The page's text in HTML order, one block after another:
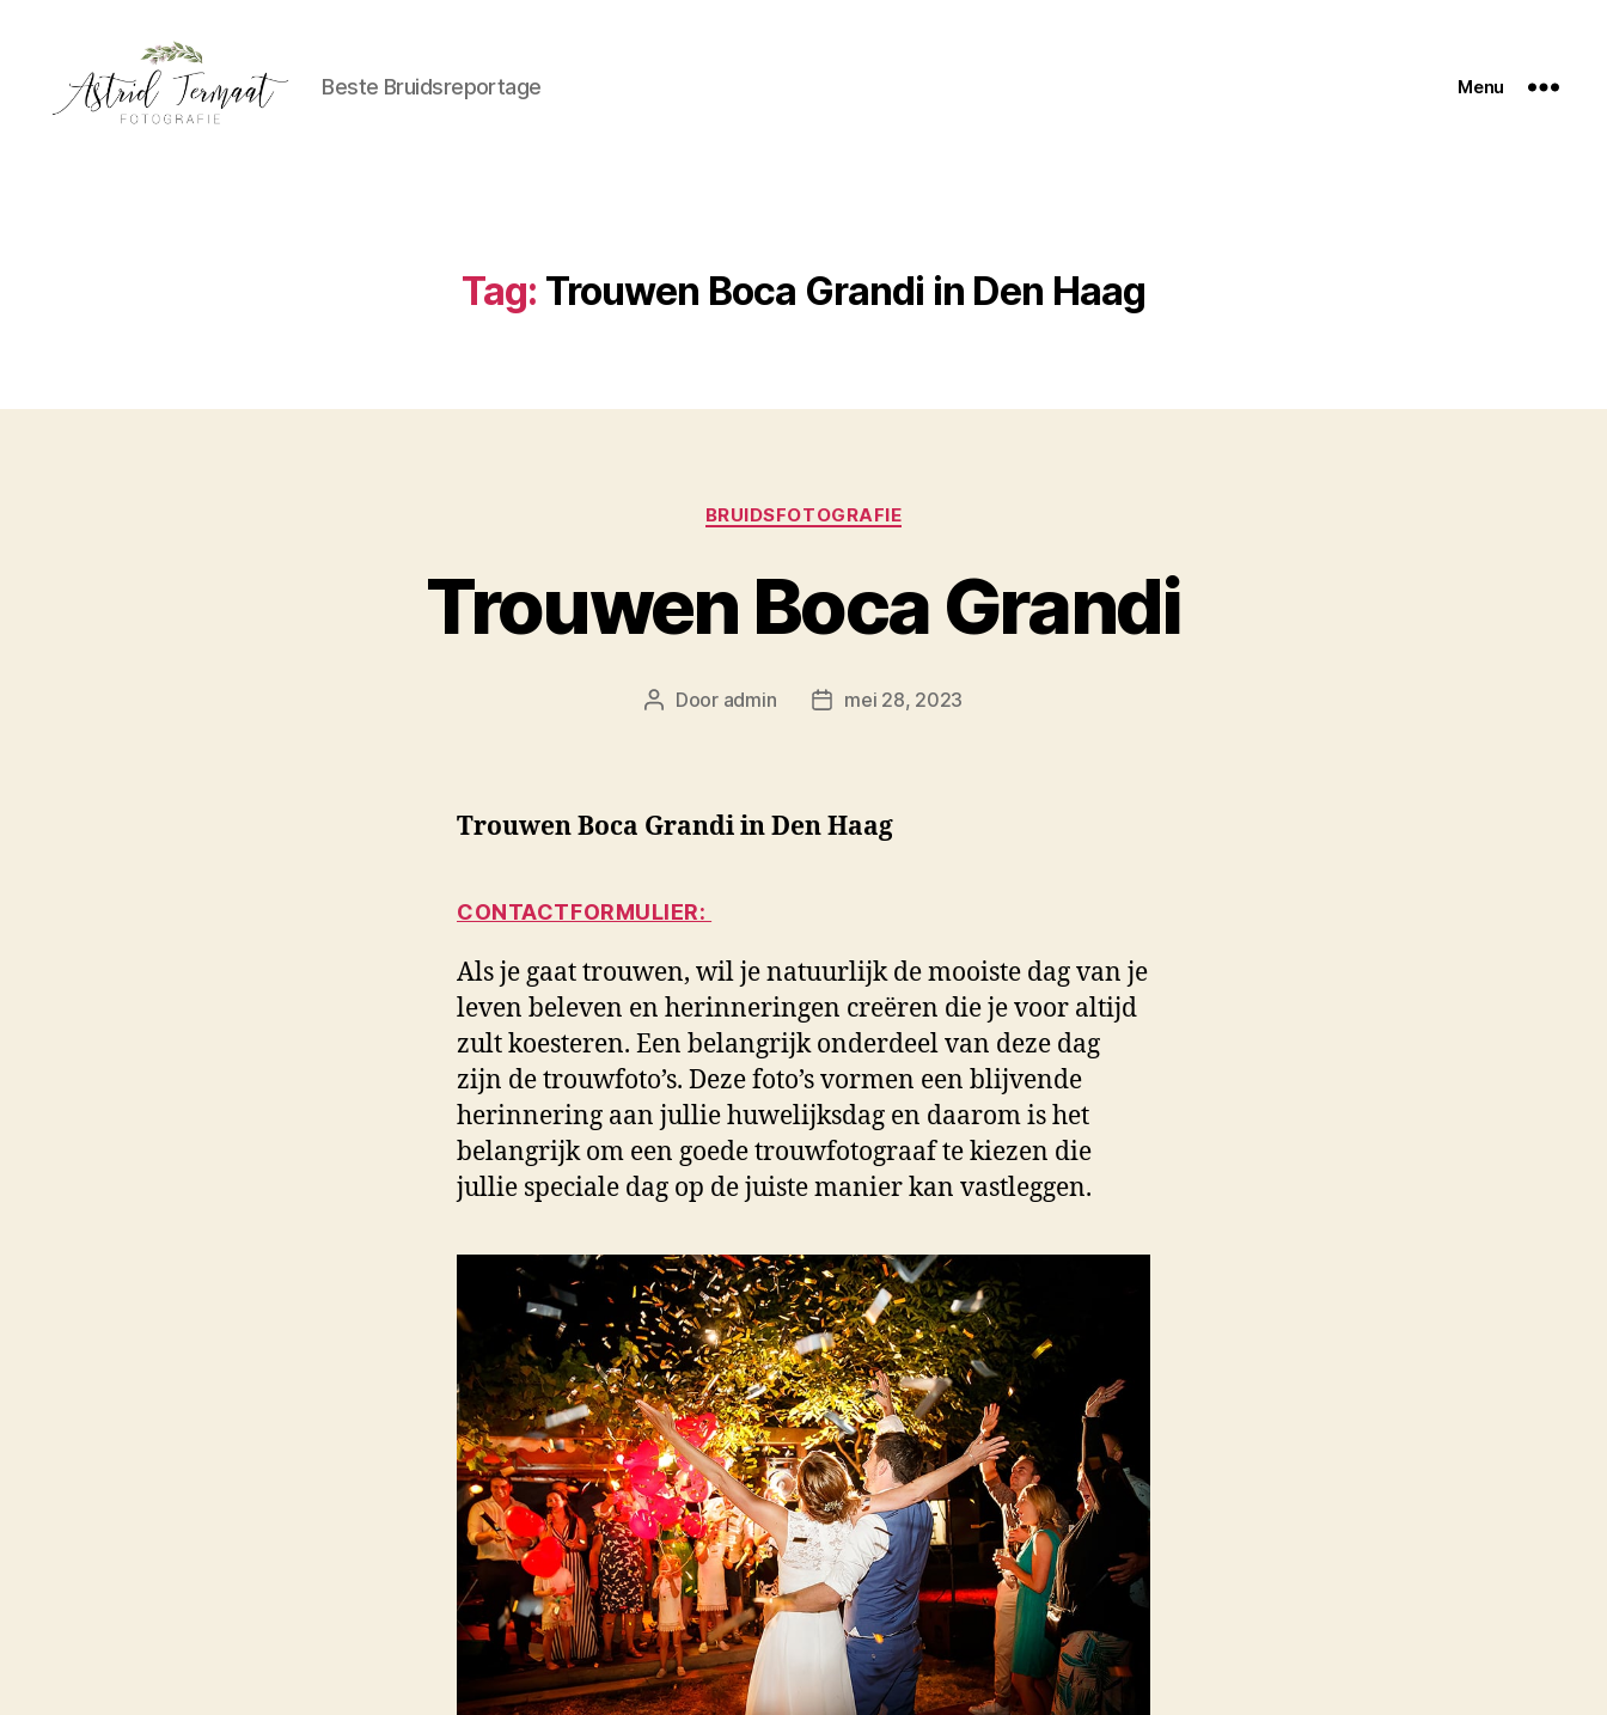
Beste Bruidsreportage Menu
Tag: Trouwen Boca Grandi in Den Haag
Categorieën
BRUIDSFOTOGRAFIE
Trouwen Boca Grandi
Berichtauteur
Door admin Berichtdatum
mei 28, 2023
Trouwen Boca Grandi in Den Haag
CONTACTFORMULIER:
Als je gaat trouwen, wil je natuurlijk de mooiste dag van je
leven beleven en herinneringen creëren die je voor altijd
zult koesteren. Een belangrijk onderdeel van deze dag
zijn de trouwfoto’s. Deze foto’s vormen een blijvende
herinnering aan jullie huwelijksdag en daarom is het
belangrijk om een goede trouwfotograaf te kiezen die
jullie speciale dag op de juiste manier kan vastleggen.